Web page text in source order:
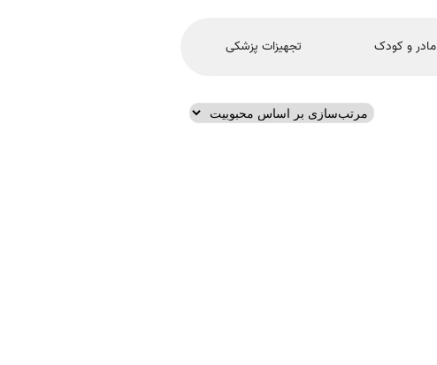
مادر و کودک تجهیزات پزشکی